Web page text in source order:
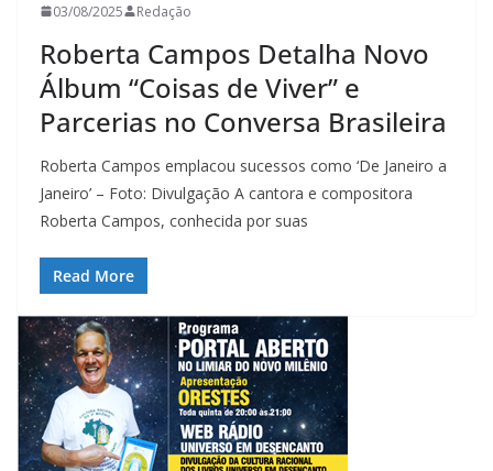
03/08/2025 Redação
Roberta Campos Detalha Novo
Álbum “Coisas de Viver” e
Parcerias no Conversa Brasileira
Roberta Campos emplacou sucessos como ‘De Janeiro a
Janeiro’ – Foto: Divulgação A cantora e compositora
Roberta Campos, conhecida por suas
Read More